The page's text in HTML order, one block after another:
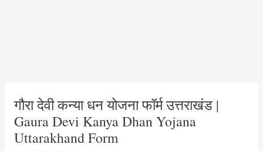
गौरा देवी कन्या धन योजना फॉर्म उत्तराखंड |
Gaura Devi Kanya Dhan Yojana
Uttarakhand Form